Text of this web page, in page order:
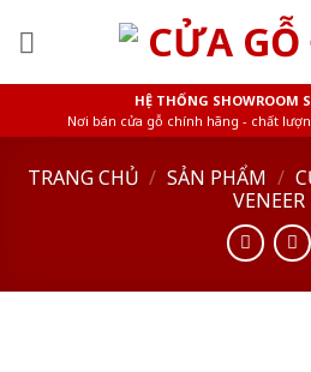
HỆ THỐNG SHOWROOM
Nơi bán cửa gỗ chính hãng - chất
TRANG CHỦ / SẢN PHẨM /
VENEER